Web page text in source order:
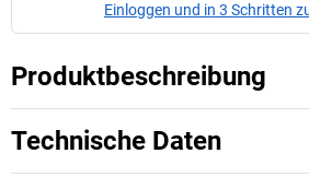
Einloggen und in 3 Schritten
Produktbeschreibung
Technische Daten